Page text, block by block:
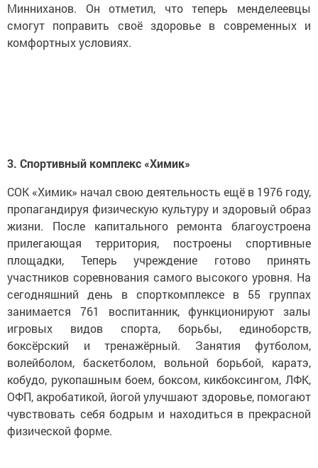
Минниханов. Он отметил, что теперь менделеевцы
смогут поправить своё здоровье в современных и
комфортных условиях.
3. Спортивный комплекс «Химик»
СОК «Химик» начал свою деятельность ещё в 1976 году,
пропагандируя физическую культуру и здоровый образ
жизни. После капитального ремонта благоустроена
прилегающая территория, построены спортивные
площадки, Теперь учреждение готово принять
участников соревнования самого высокого уровня. На
сегодняшний день в спорткомплексе в 55 группах
занимается 761 воспитанник, функционируют залы
игровых видов спорта, борьбы, единоборств,
боксёрский и тренажёрный. Занятия футболом,
волейболом, баскетболом, вольной борьбой, каратэ,
кобудо, рукопашным боем, боксом, кикбоксингом, ЛФК,
ОФП, акробатикой, йогой улучшают здоровье, помогают
чувствовать себя бодрым и находиться в прекрасной
физической форме.